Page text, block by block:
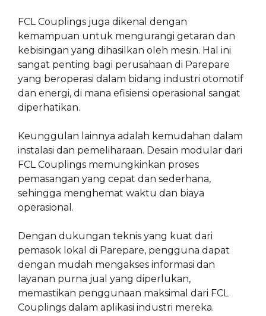
FCL Couplings juga dikenal dengan
kemampuan untuk mengurangi getaran dan
kebisingan yang dihasilkan oleh mesin. Hal ini
sangat penting bagi perusahaan di Parepare
yang beroperasi dalam bidang industri otomotif
dan energi, di mana efisiensi operasional sangat
diperhatikan.
Keunggulan lainnya adalah kemudahan dalam
instalasi dan pemeliharaan. Desain modular dari
FCL Couplings memungkinkan proses
pemasangan yang cepat dan sederhana,
sehingga menghemat waktu dan biaya
operasional.
Dengan dukungan teknis yang kuat dari
pemasok lokal di Parepare, pengguna dapat
dengan mudah mengakses informasi dan
layanan purna jual yang diperlukan,
memastikan penggunaan maksimal dari FCL
Couplings dalam aplikasi industri mereka.